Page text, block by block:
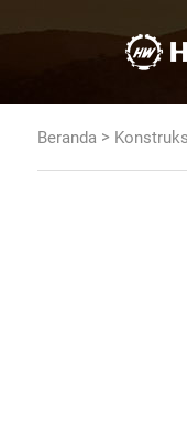
Beranda >